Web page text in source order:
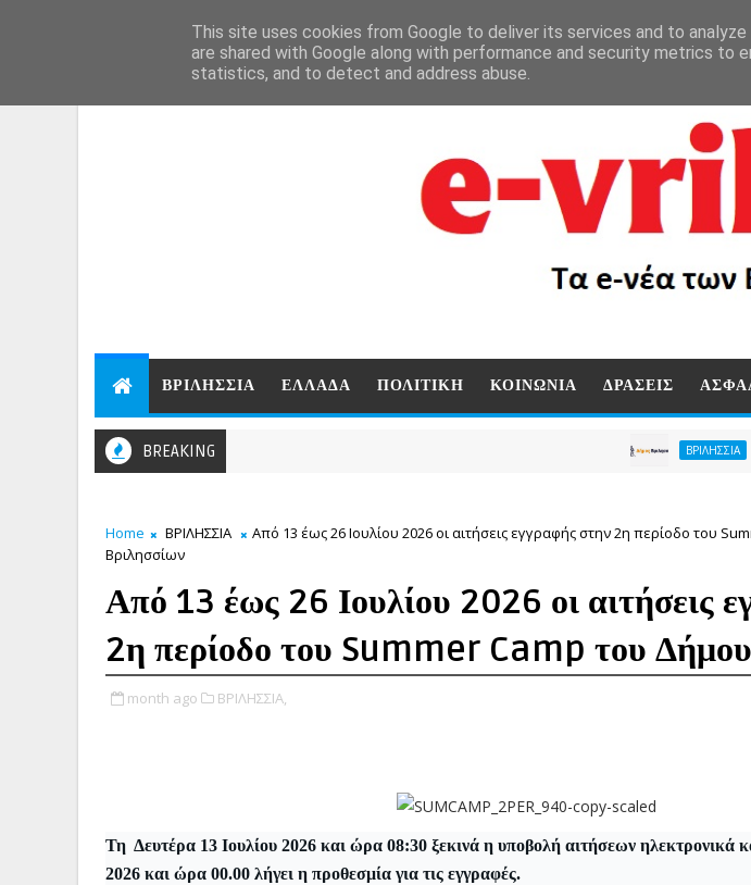
ΒΡΙΛΗΣΣΙΑ ΕΛΛΑΔΑ ΠΟΛΙΤΙΚΗ ΚΟΙΝΩΝΙΑ ΔΡΑΣΕΙΣ
BREAKING ΒΡΙΛΗΣΣΙΑ Άμεση
Home ΒΡΙΛΗΣΣΙΑ
Από 13 έως 26 Ιουλίου 2026 οι αιτήσεις εγγραφής στην 2η περίοδο του
Βριλησσίων
Από 13 έως 26 Ιουλίου 2026 οι αιτήσεις
2η περίοδο του Summer Camp του
month ago ΒΡΙΛΗΣΣΙΑ,
Τη Δευτέρα 13 Ιουλίου 2026 και ώρα 08:30 ξεκινά η υποβολή αιτήσεων ηλεκτρονικά
2026 και ώρα 00.00 λήγει η προθεσμία για τις εγγραφές.
This site uses cookies from Google to deliver its services and to
are shared with Google along with performance and security metrics to
statistics, and to detect and address abuse.